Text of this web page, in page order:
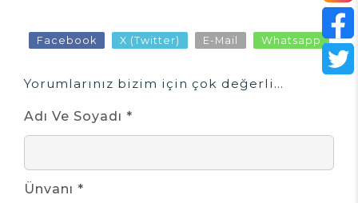
Facebook X (Twitter) E-Mail Whatsapp
Yorumlarınız bizim için çok değerli...
Adı Ve Soyadı *
Ünvanı *